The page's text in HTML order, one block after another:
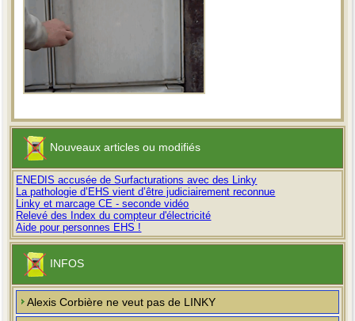
Nouveaux articles ou modifiés
ENEDIS accusée de Surfacturations avec des Linky
La pathologie d’EHS vient d’être judiciairement reconnue
Linky et marcage CE - seconde vidéo
Relevé des Index du compteur d'électricité
Aide pour personnes EHS !
INFOS
Alexis Corbière ne veut pas de LINKY